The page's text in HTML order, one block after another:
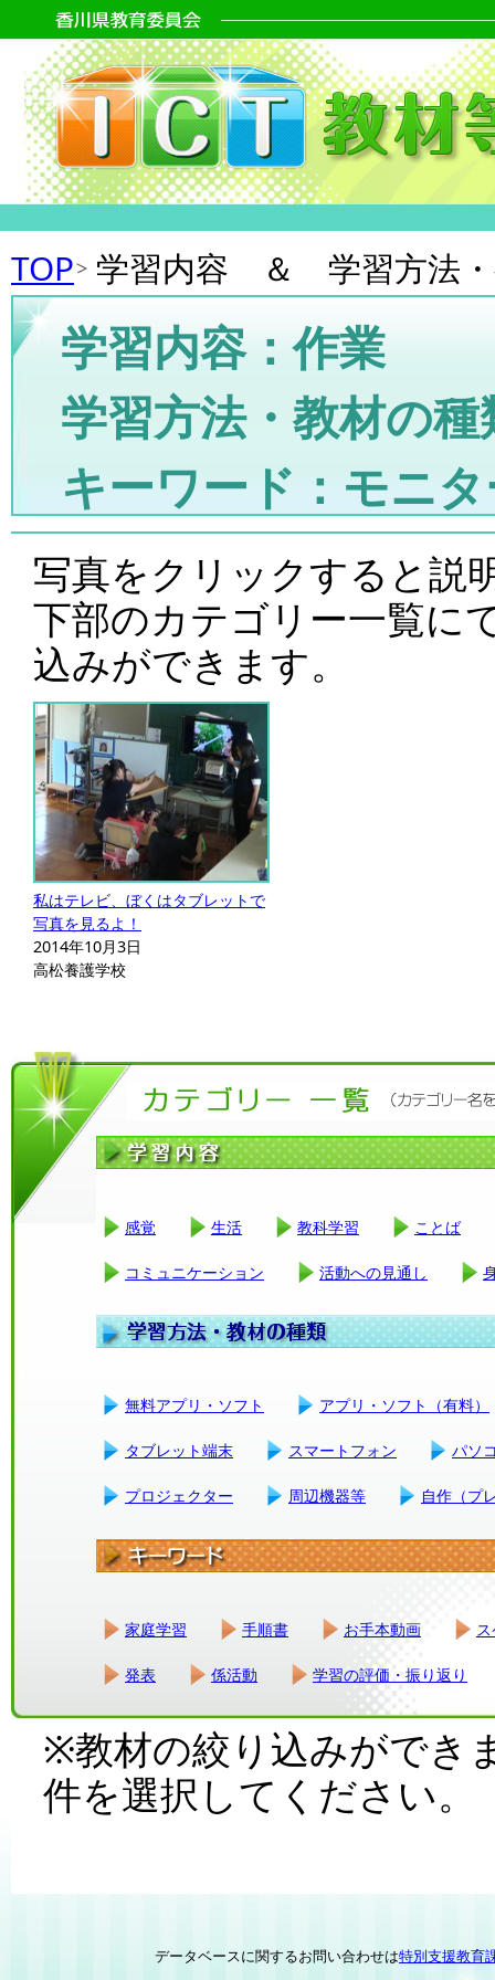
TOP 学習内容 ＆ 学習方法
学習内容：作業
学習方法・教材の
キーワード：モニ
写真をクリックすると説
下部のカテゴリー一覧に
込みができます。
私はテレビ、ぼくはタブレットで
写真を見るよ！
2014年10月3日
高松養護学校
感覚 生活 教科学習 ことば
コミュニケーション 活動への見通し
無料アプリ・ソフト アプリ・ソフト（有料）
タブレット端末 スマートフォン パソ
プロジェクター 周辺機器等 自作（プ
家庭学習 手順書 お手本動画
発表 係活動 学習の評価・振り返り
※教材の絞り込みができ
件を選択してください。
データベースに関するお問い合わせは特別支援教育